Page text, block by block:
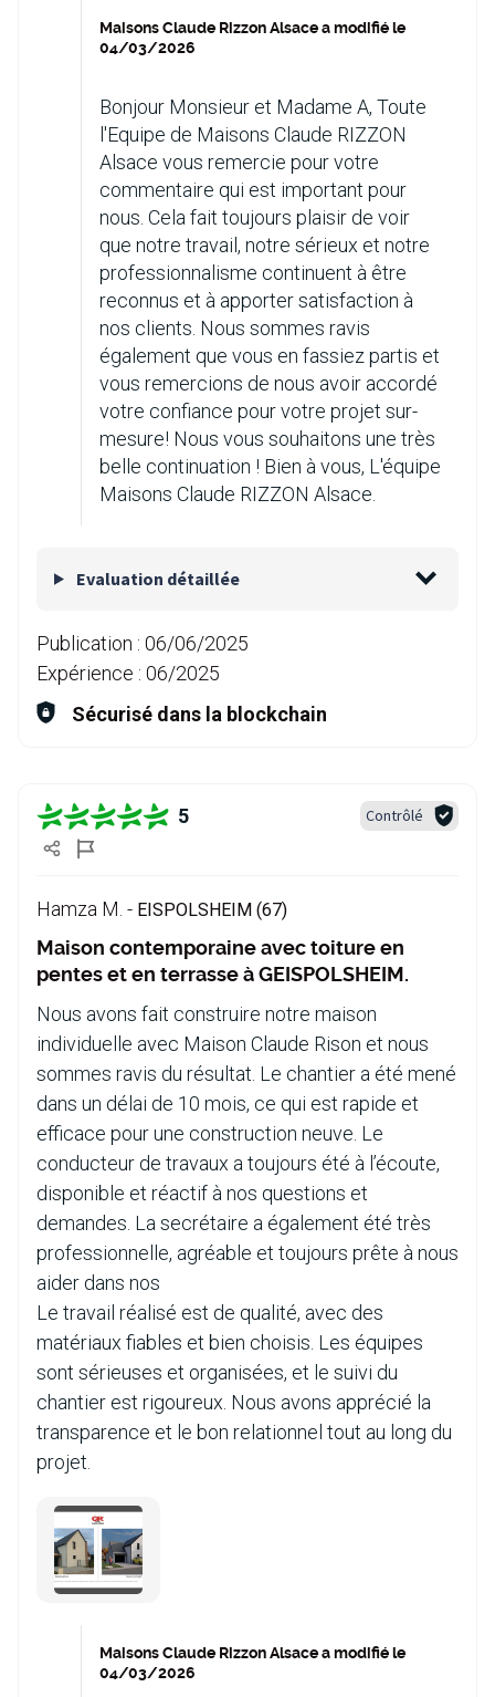
Maisons Claude Rizzon Alsace a modifié le
04/03/2026
Bonjour Monsieur et Madame A, Toute
l'Equipe de Maisons Claude RIZZON
Alsace vous remercie pour votre
commentaire qui est important pour
nous. Cela fait toujours plaisir de voir
que notre travail, notre sérieux et notre
professionnalisme continuent à être
reconnus et à apporter satisfaction à
nos clients. Nous sommes ravis
également que vous en fassiez partis et
vous remercions de nous avoir accordé
votre confiance pour votre projet sur-
mesure! Nous vous souhaitons une très
belle continuation ! Bien à vous, L'équipe
Maisons Claude RIZZON Alsace.
Evaluation détaillée
Publication : 06/06/2025
Expérience : 06/2025
Sécurisé dans la blockchain
5 Contrôlé
Hamza M. - EISPOLSHEIM (67)
Maison contemporaine avec toiture en
pentes et en terrasse à GEISPOLSHEIM.
Nous avons fait construire notre maison
individuelle avec Maison Claude Rison et nous
sommes ravis du résultat. Le chantier a été mené
dans un délai de 10 mois, ce qui est rapide et
efficace pour une construction neuve. Le
conducteur de travaux a toujours été à l’écoute,
disponible et réactif à nos questions et
demandes. La secrétaire a également été très
professionnelle, agréable et toujours prête à nous
aider dans nos
Le travail réalisé est de qualité, avec des
matériaux fiables et bien choisis. Les équipes
sont sérieuses et organisées, et le suivi du
chantier est rigoureux. Nous avons apprécié la
transparence et le bon relationnel tout au long du
projet.
Maisons Claude Rizzon Alsace a modifié le
04/03/2026